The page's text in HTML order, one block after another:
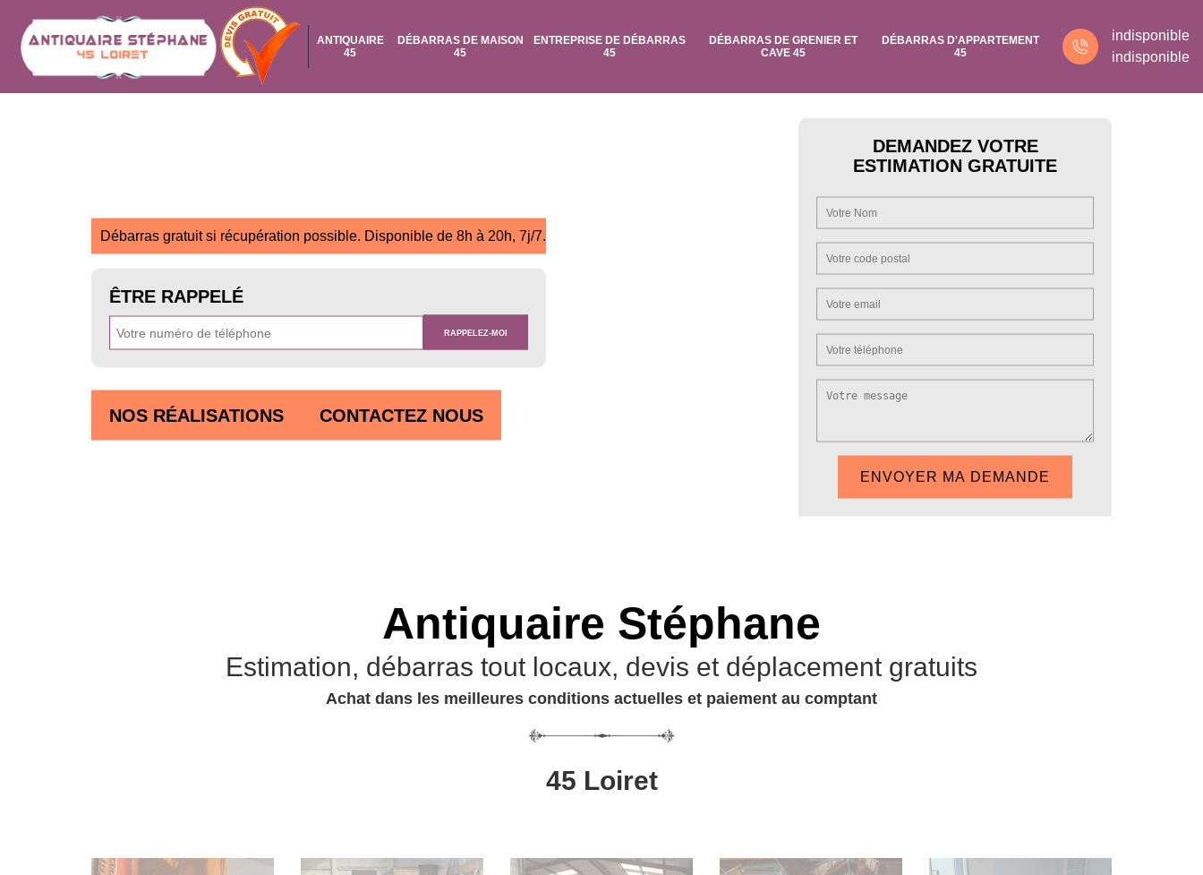
ANTIQUAIRE
45
DÉBARRAS DE MAISON
45
ENTREPRISE DE DÉBARRAS
45
DÉBARRAS DE GRENIER ET
CAVE 45
DÉBARRAS D'APPARTEMENT
45
indisponible
indisponible
Débarras gratuit si récupération possible. Disponible de 8h à 20h, 7j/7.
ÊTRE RAPPELÉ
NOS RÉALISATIONS CONTACTEZ NOUS
DEMANDEZ VOTRE
ESTIMATION GRATUITE
Antiquaire Stéphane
Estimation, débarras tout locaux, devis et déplacement gratuits
Achat dans les meilleures conditions actuelles et paiement au comptant
45 Loiret